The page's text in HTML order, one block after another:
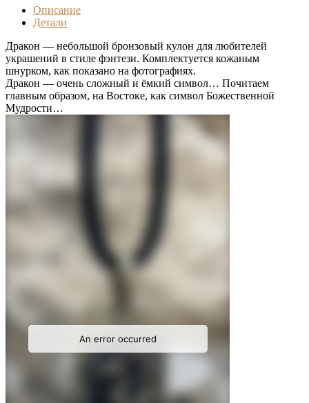
бронзовый
Описание
Детали
Дракон — небольшой бронзовый кулон для любителей
украшений в стиле фэнтези. Комплектуется кожаным
шнурком, как показано на фотографиях.
Дракон — очень сложный и ёмкий символ… Почитаем
главным образом, на Востоке, как символ Божественной
Мудрости…